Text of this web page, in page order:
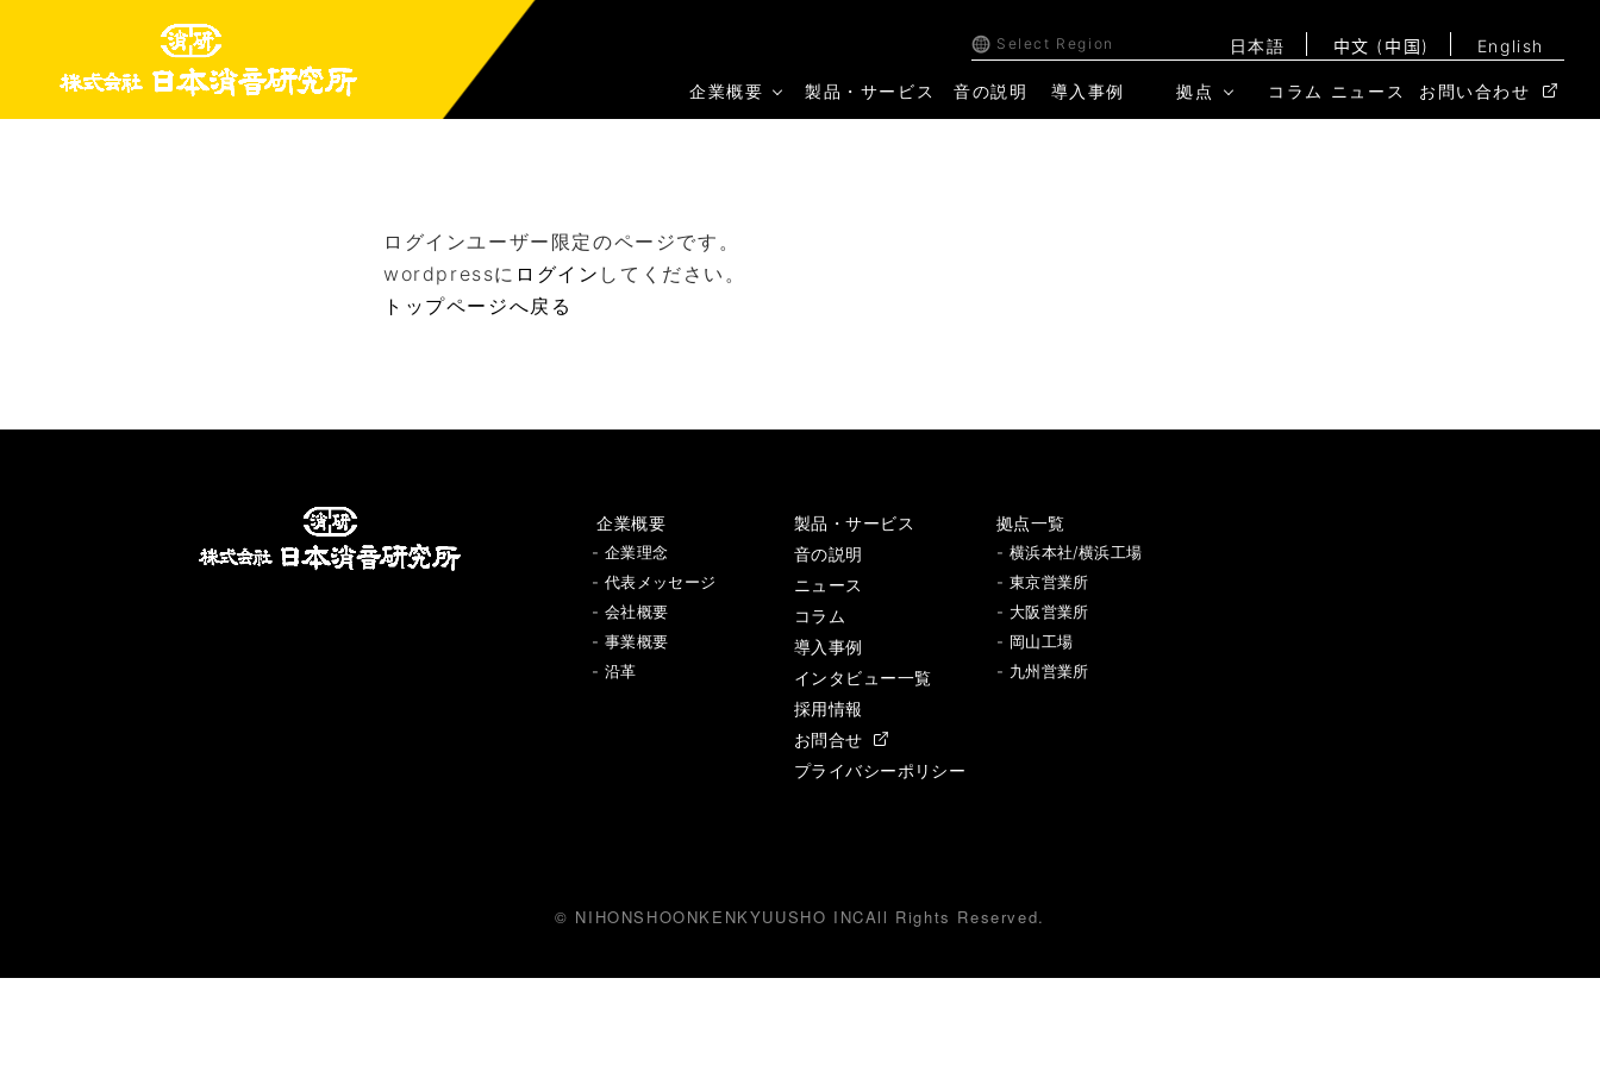
Select Region 日本語 中文 (中国) English
企業概要 製品・サービス 音の説明 導入事例 拠点 コラム ニュース お問い合わせ
ログインユーザー限定のページです。
wordpressに ログイン してください。
トップページへ戻る
企業概要
- 企業理念
- 代表メッセージ
- 会社概要
- 事業概要
- 沿革
製品・サービス
音の説明
ニュース
コラム
導入事例
インタビュー一覧
採用情報
お問合せ
プライバシーポリシー
拠点一覧
- 横浜本社/横浜工場
- 東京営業所
- 大阪営業所
- 岡山工場
- 九州営業所
© NIHONSHOONKENKYUUSHO INCAll Rights Reserved.